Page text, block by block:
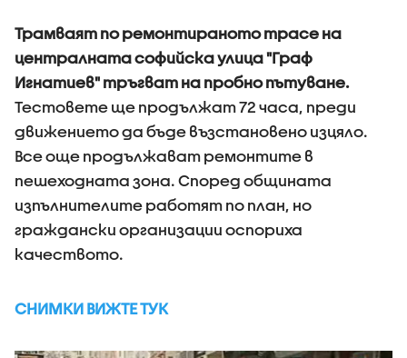
Трамваят по ремонтираното трасе на
централната софийска улица "Граф
Игнатиев" тръгват на пробно пътуване.
Тестовете ще продължат 72 часа, преди
движението да бъде възстановено изцяло.
Все още продължават ремонтите в
пешеходната зона. Според общината
изпълнителите работят по план, но
граждански организации оспориха
качеството.
СНИМКИ ВИЖТЕ ТУК